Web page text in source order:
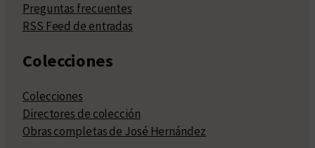
Preguntas frecuentes
RSS Feed de entradas
Colecciones
Colecciones
Directores de colección
Obras completas de José Hernández